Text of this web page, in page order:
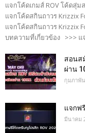
แจกโค้ดเกมส์ ROV โค้ดสุ่
แจกโค้ดสกินถาวร Krizzix
แจกโค้ดสกินถาวร Krizzix
บทความที่เกี่ยวข้อง >>> แ
สอนส
ผ่าน
กุมภาพั
แจกฟ
มีนาคม